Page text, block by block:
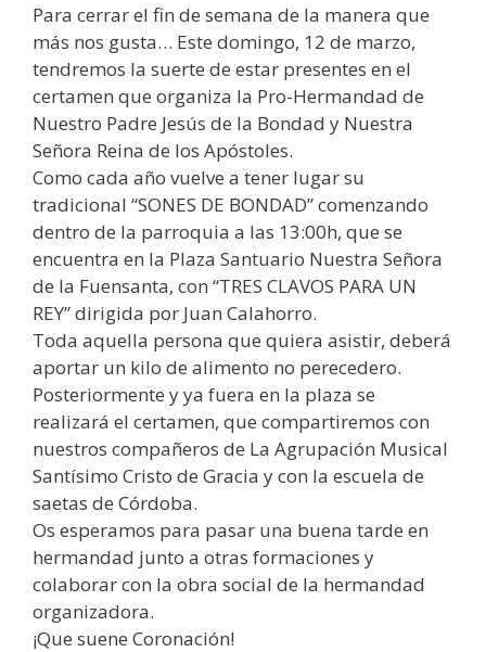
Para cerrar el fin de semana de la manera que
más nos gusta… Este domingo, 12 de marzo,
tendremos la suerte de estar presentes en el
certamen que organiza la Pro-Hermandad de
Nuestro Padre Jesús de la Bondad y Nuestra
Señora Reina de los Apóstoles.
Como cada año vuelve a tener lugar su
tradicional “SONES DE BONDAD” comenzando
dentro de la parroquia a las 13:00h, que se
encuentra en la Plaza Santuario Nuestra Señora
de la Fuensanta, con “TRES CLAVOS PARA UN
REY” dirigida por Juan Calahorro.
Toda aquella persona que quiera asistir, deberá
aportar un kilo de alimento no perecedero.
Posteriormente y ya fuera en la plaza se
realizará el certamen, que compartiremos con
nuestros compañeros de La Agrupación Musical
Santísimo Cristo de Gracia y con la escuela de
saetas de Córdoba.
Os esperamos para pasar una buena tarde en
hermandad junto a otras formaciones y
colaborar con la obra social de la hermandad
organizadora.
¡Que suene Coronación!